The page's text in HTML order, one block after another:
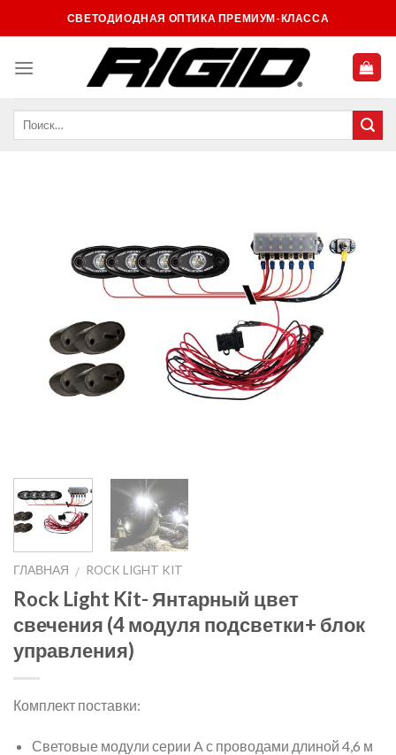
to
СВЕТОДИОДНАЯ ОПТИКА ПРЕМИУМ-КЛАССА
ГЛАВНАЯ / ROCK LIGHT KIT
Rock Light Kit- Янтарный цвет
свечения (4 модуля подсветки+ блок
управления)
Комплект поставки:
Световые модули серии A с проводами длиной 4,6 м